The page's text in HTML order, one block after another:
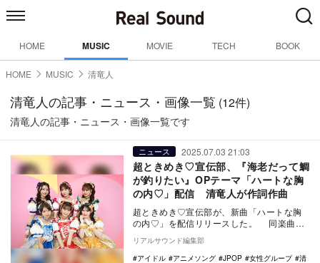
HOME MUSIC MOVIE TECH BOOK
HOME MUSIC 清竜人
清竜人の記事・ニュース・画像一覧 (12件)
清竜人の記事・ニュース・画像一覧です
ニュース 2025.07.03 21:03
超ときめき♡宣伝部、『海老だって鯛
が釣りたい』OPテーマ「ハートな胸
の内♡」配信 清竜人が作詞作曲
超ときめき♡宣伝部が、新曲「ハートな胸
の内♡」を配信リリースした。 同楽曲
は、8月27日にリリースされるニューシング
ル『ハー…
リアルサウンド編集部
アイドル
アニメソング JPOP 女性グループ
清